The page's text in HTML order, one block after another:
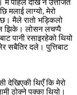
म पहिले देखि नै उत्तेजित
मलाई लाग्यो, मेरो
मैले रातो भड्किलो
झिके। लोसन लचप्पै
पानी रसाइरहेको थियो
सबैतिर दले। पुत्तिबाट
देखिएकी थिएँ कि मेरो
ठोक्ने पक्का थियो।